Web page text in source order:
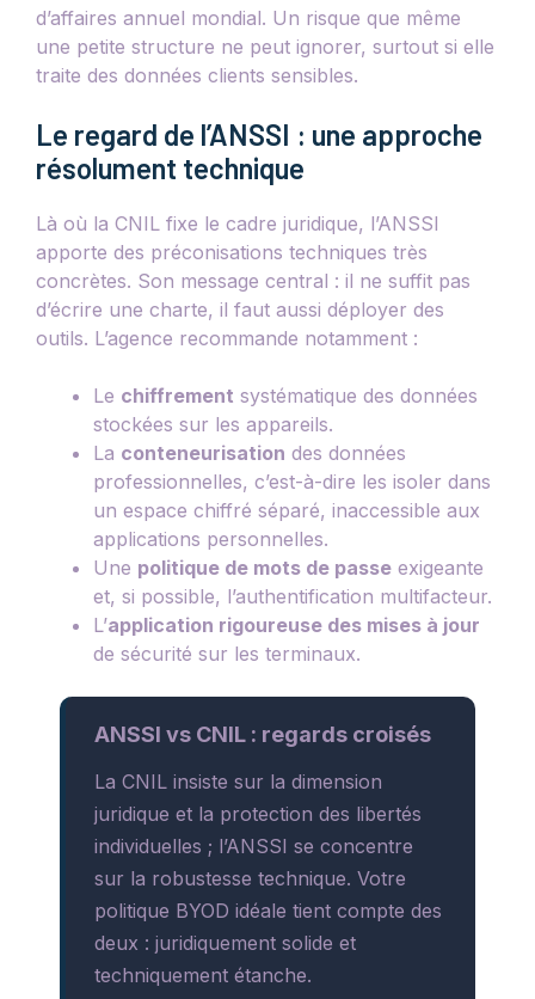
d’affaires annuel mondial. Un risque que même
une petite structure ne peut ignorer, surtout si elle
traite des données clients sensibles.
Le regard de l’ANSSI : une approche
résolument technique
Là où la CNIL fixe le cadre juridique, l’ANSSI
apporte des préconisations techniques très
concrètes. Son message central : il ne suffit pas
d’écrire une charte, il faut aussi déployer des
outils. L’agence recommande notamment :
Le chiffrement systématique des données
stockées sur les appareils.
La conteneurisation des données
professionnelles, c’est-à-dire les isoler dans
un espace chiffré séparé, inaccessible aux
applications personnelles.
Une politique de mots de passe exigeante
et, si possible, l’authentification multifacteur.
L’application rigoureuse des mises à jour
de sécurité sur les terminaux.
ANSSI vs CNIL : regards croisés
La CNIL insiste sur la dimension
juridique et la protection des libertés
individuelles ; l’ANSSI se concentre
sur la robustesse technique. Votre
politique BYOD idéale tient compte des
deux : juridiquement solide et
techniquement étanche.